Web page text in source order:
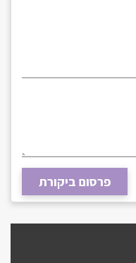
פרסום ביקורת